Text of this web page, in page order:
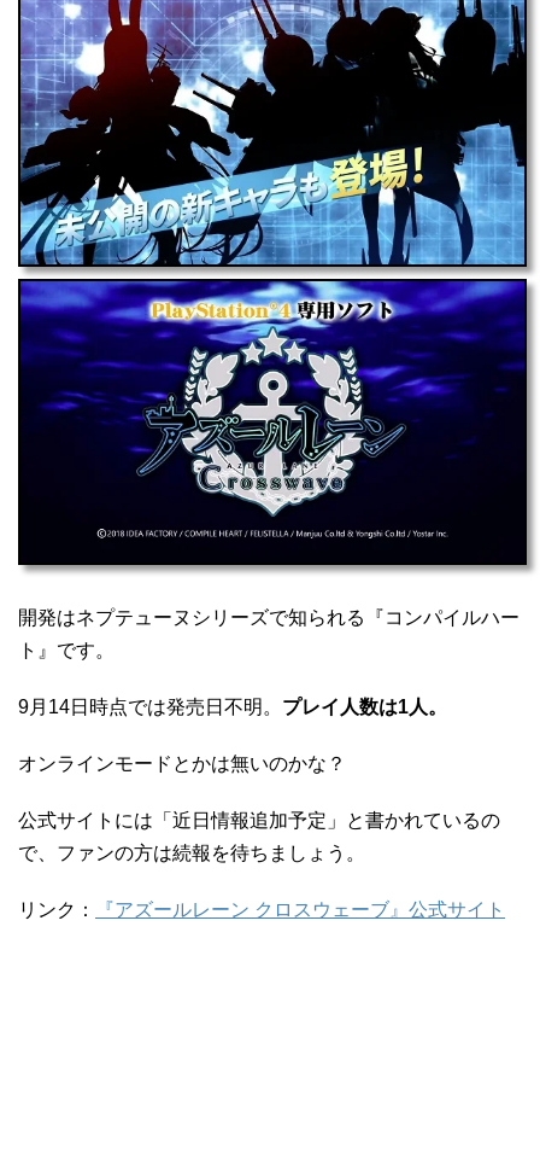
開発はネプテューヌシリーズで知られる『コンパイルハー
ト』です。
9月14日時点では発売日不明。 プレイ人数は1人。
オンラインモードとかは無いのかな？
公式サイトには「近日情報追加予定」と書かれているの
で、ファンの方は続報を待ちましょう。
リンク： 『アズールレーン クロスウェーブ』公式サイト